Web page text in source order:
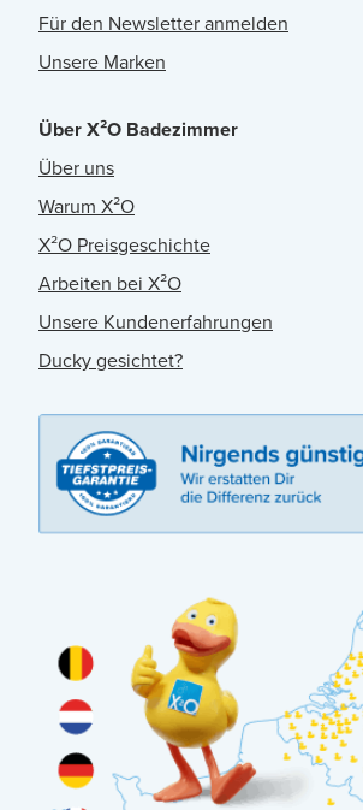
Für den Newsletter anmelden
Unsere Marken
Über X²O Badezimmer
Über uns
Warum X²O
X²O Preisgeschichte
Arbeiten bei X²O
Unsere Kundenerfahrungen
Ducky gesichtet?